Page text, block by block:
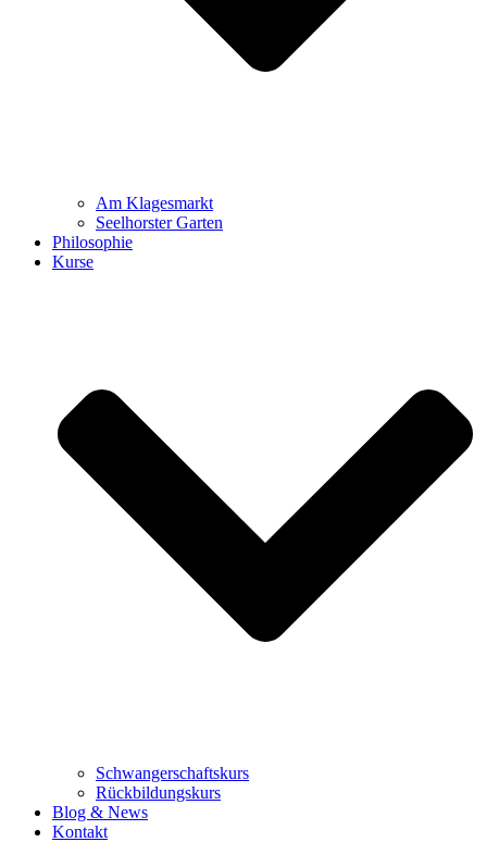
Am Klagesmarkt
Seelhorster Garten
Philosophie
Kurse
Schwangerschaftskurs
Rückbildungskurs
Blog & News
Kontakt